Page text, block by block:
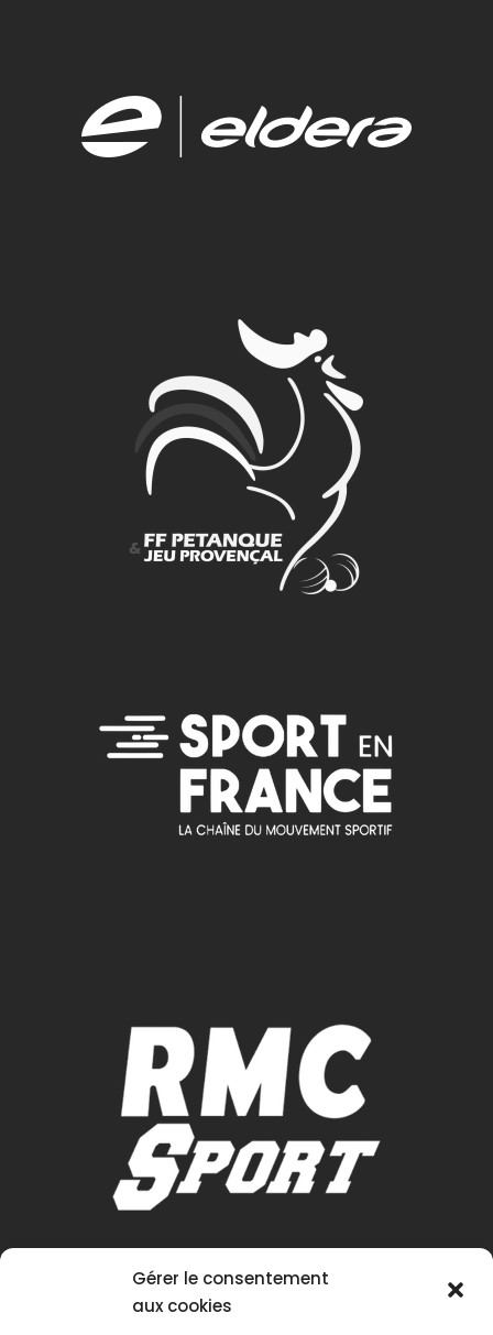
Gérer le consentement
aux cookies